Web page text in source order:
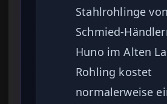
Stahlrohlinge von
Schmied-
Huno im Alten
Rohling kostet
normalerweise